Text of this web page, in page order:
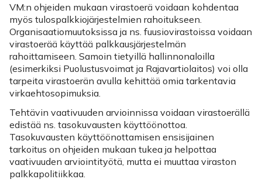
VM:n ohjeiden mukaan virastoerä voidaan kohdentaa
myös tulospalkkiojärjestelmien rahoitukseen.
Organisaatiomuutoksissa ja ns. fuusiovirastoissa voidaan
virastoerää käyttää palkkausjärjestelmän
rahoittamiseen. Samoin tietyillä hallinnonaloilla
(esimerkiksi Puolustusvoimat ja Rajavartiolaitos) voi olla
tarpeita virastoerän avulla kehittää omia tarkentavia
virkaehtosopimuksia.
Tehtävin vaativuuden arvioinnissa voidaan virastoerällä
edistää ns. tasokuvausten käyttöönottoa.
Tasokuvausten käyttöönottamisen ensisijainen
tarkoitus on ohjeiden mukaan tukea ja helpottaa
vaativuuden arviointityötä, mutta ei muuttaa viraston
palkkapolitiikkaa.